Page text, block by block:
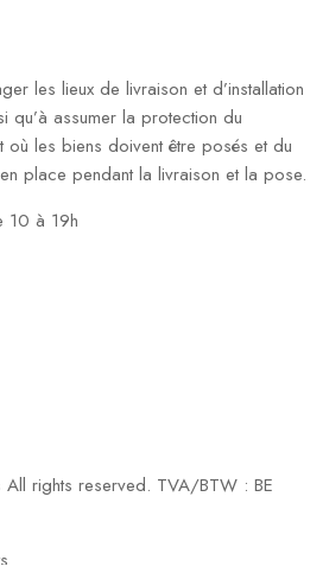
les lieux de livraison et d’installation
qu’à assumer la protection du
où les biens doivent être posés et du
place pendant la livraison et la pose.
10 à 19h
rights reserved. TVA/BTW : BE